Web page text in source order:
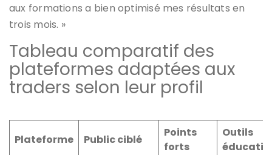
aux formations a bien optimisé mes résultats en
trois mois. »
Tableau comparatif des
plateformes adaptées aux
traders selon leur profil
Plateforme Public ciblé
Points
forts
Outils